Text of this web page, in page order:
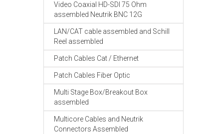
Video Coaxial HD-SDI 75 Ohm
assembled Neutrik BNC 12G
LAN/CAT cable assembled and Schill
Reel assembled
Patch Cables Cat / Ethernet
Patch Cables Fiber Optic
Multi Stage Box/Breakout Box
assembled
Multicore Cables and Neutrik
Connectors Assembled